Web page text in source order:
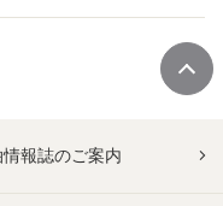
報誌のご案内